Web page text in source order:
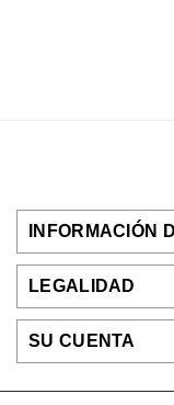
INFORMACIÓN
LEGALIDAD
SU CUENTA